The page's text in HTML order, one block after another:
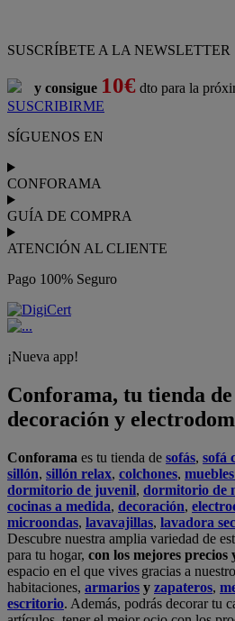
SUSCRÍBETE A LA NEWSLETTER
y consigue 10€ dto para la
SUSCRIBIRME
SÍGUENOS EN
CONFORAMA
GUÍA DE COMPRA
ATENCIÓN AL CLIENTE
Pago 100% Seguro
¡Nueva app!
Conforama, tu tienda de
decoración y
Conforama es tu tienda de sofás, sofá
sillón, sillón relax, colchones,
dormitorio de juvenil, dormitorio de
cocinas a medida, decoración,
microondas, lavavajillas, lavadora
Descubre nuestra amplia variedad de
para tu hogar, con los mejores precios
espacio en el que vives gracias a
habitaciones, armarios y zapateros,
escritorio. Además, podrás decorar tu